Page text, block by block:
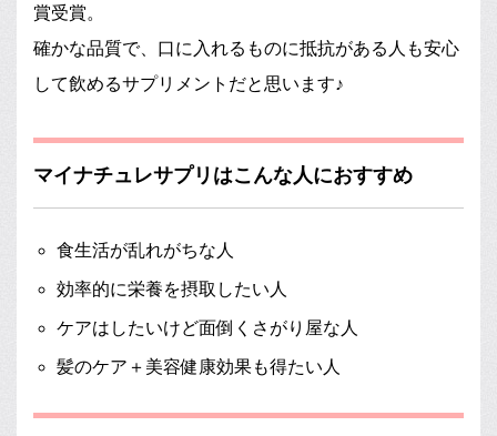
賞受賞。
確かな品質で、口に入れるものに抵抗がある人も安心
して飲めるサプリメントだと思います♪
マイナチュレサプリはこんな人におすすめ
食生活が乱れがちな人
効率的に栄養を摂取したい人
ケアはしたいけど面倒くさがり屋な人
髪のケア＋美容健康効果も得たい人